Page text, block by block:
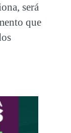
será
que